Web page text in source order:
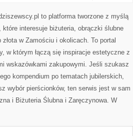
to platforma tworzone z myślą
które interesuje biżuteria, obrączki ślubne
złota w Zamościu i okolicach. To portal
w którym łączą się inspiracje estetyczne z
wskazówkami zakupowymi. Jeśli szukasz
kompendium po tematach jubilerskich,
wybór pierścionków, ten serwis jest w sam
i Biżuteria Ślubna i Zaręczynowa. W